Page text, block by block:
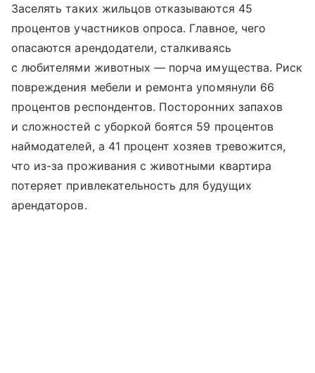
Заселять таких жильцов отказываются 45
процентов участников опроса. Главное, чего
опасаются арендодатели, сталкиваясь
с любителями животных — порча имущества. Риск
повреждения мебели и ремонта упомянули 66
процентов респондентов. Посторонних запахов
и сложностей с уборкой боятся 59 процентов
наймодателей, а 41 процент хозяев тревожится,
что из-за проживания с животными квартира
потеряет привлекательность для будущих
арендаторов.